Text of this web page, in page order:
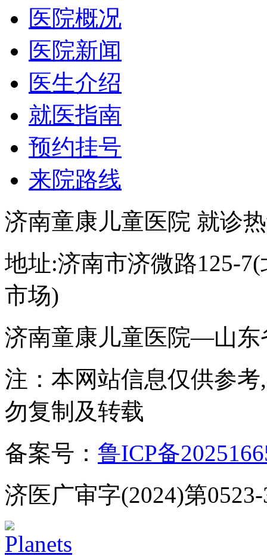
医院概况
医院新闻
医生介绍
就医指南
预约挂号
来院路线
济南童康儿童医院 就诊
地址:济南市济微路125-
市场)
济南童康儿童医院—山东
注：本网站信息仅供参
勿复制及转载
备案号： 鲁ICP备
济医广审字(2024)第